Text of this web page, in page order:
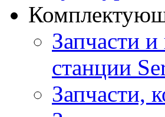
Запчасти
станции
Запчасти,